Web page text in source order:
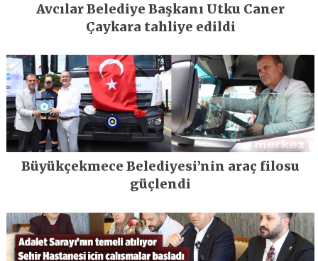
Avcılar Belediye Başkanı Utku Caner
Çaykara tahliye edildi
Büyükçekmece Belediyesi’nin araç filosu
güçlendi